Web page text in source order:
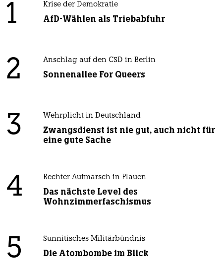
1 Krise der Demokratie
AfD-Wählen als Triebabfuhr
2 Anschlag auf den CSD in Berlin
Sonnenallee For Queers
3 Wehrplicht in Deutschland
Zwangsdienst ist nie gut, auch nicht für
eine gute Sache
4 Rechter Aufmarsch in Plauen
Das nächste Level des
Wohnzimmerfaschismus
5 Sunnitisches Militärbündnis
Die Atombombe im Blick